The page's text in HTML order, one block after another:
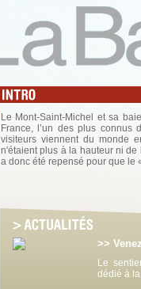
Le Mont-Saint-Michel et sa
France, l’un des plus connus
visiteurs viennent du monde
n'étaient plus à la hauteur ni
a donc été repensé pour que le
>>
Le
dédié à